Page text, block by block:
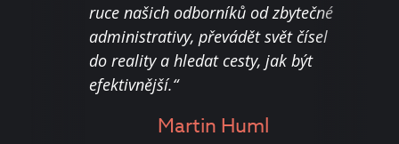
ruce našich odborníků od zbytečné
administrativy, převádět svět čísel
do reality a hledat cesty, jak být
efektivnější.“
Martin Huml